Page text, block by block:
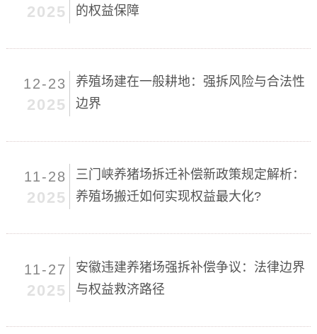
2025
的权益保障
12-23
2025
养殖场建在一般耕地：强拆风险与合法性
边界
11-28
2025
三门峡养猪场拆迁补偿新政策规定解析：
养殖场搬迁如何实现权益最大化?
11-27
2025
安徽违建养猪场强拆补偿争议：法律边界
与权益救济路径